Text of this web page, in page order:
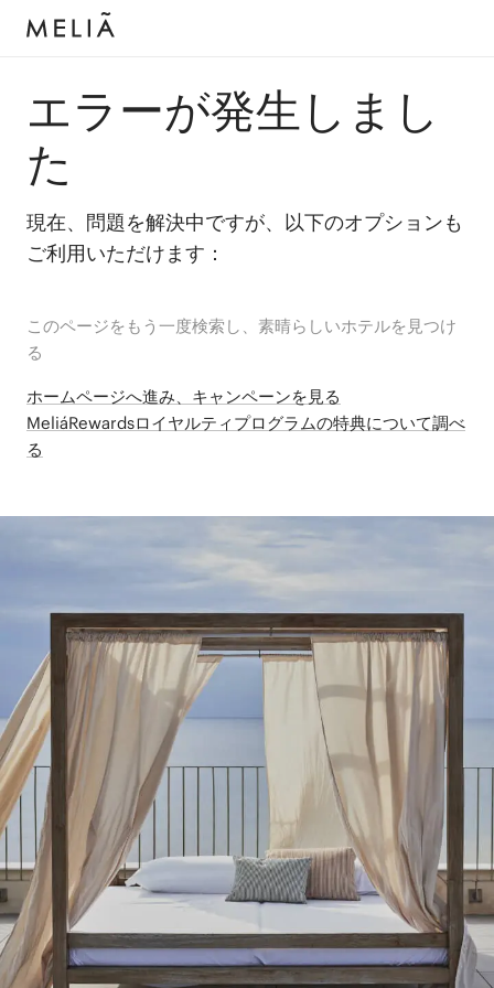
エラーが発生しまし
た
現在、問題を解決中ですが、以下のオプションも
ご利用いただけます：
このページをもう一度検索し、素晴らしいホテルを見つけ
る
ホームページへ進み、キャンペーンを見る
MeliáRewardsロイヤルティプログラムの特典について調べ
る